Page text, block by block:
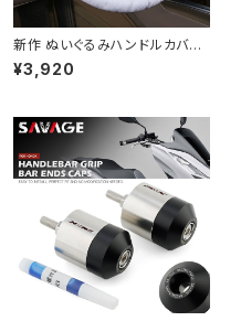
新作 ぬいぐるみハンドルカバー
ユニバーサル人工毛皮車インテ
リアソフトコンタブルブラックサ
¥3,920